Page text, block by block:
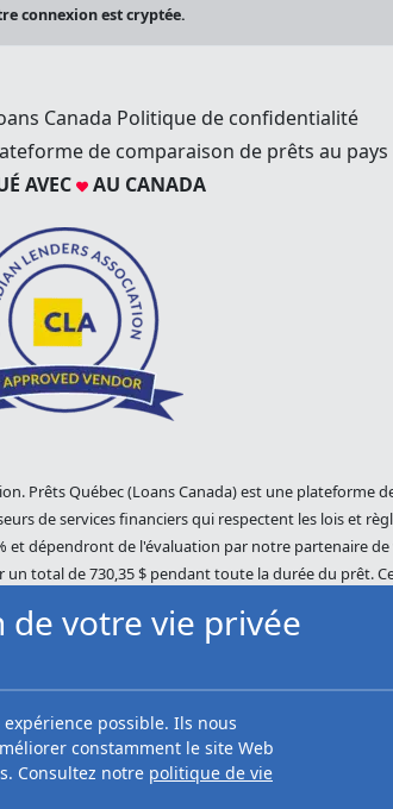
connexion est cryptée.
Canada Politique de confidentialité
de comparaison de prêts au pays
AVEC
AU CANADA
Prêts Québec (Loans Canada) est une plateforme
de services financiers qui respectent les lois et
et dépendront de l'évaluation par notre partenaire
total de 730,35 $ pendant toute la durée du prêt.
d'environ 45 $ peuvent être facturés
seront utilisées pour récupérer votre solde
Prêts Québec (Loans Canada) n'est pas affilié à
produits, services ou contenus de ce site Web.
Web officiel d'Equifax Canada Co. à https://
de votre vie privée
possible. Ils nous
constamment le site Web
Consultez notre politique de vie